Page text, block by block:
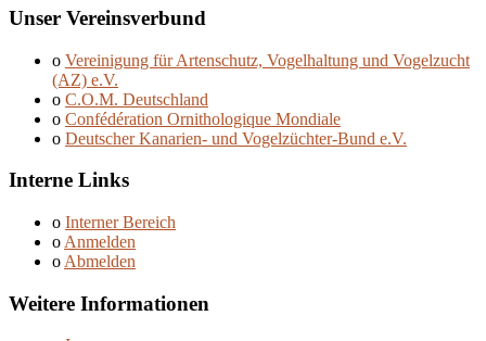
Unser Vereinsverbund
o Vereinigung für Artenschutz, Vogelhaltung und Vogelzucht
(AZ) e.V.
o C.O.M. Deutschland
o Confédération Ornithologique Mondiale
o Deutscher Kanarien- und Vogelzüchter-Bund e.V.
Interne Links
o Interner Bereich
o Anmelden
o Abmelden
Weitere Informationen